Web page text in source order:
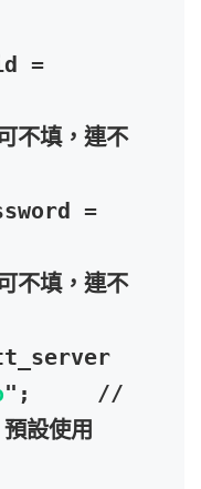
=
填，連不
=
填，連不
";     //
設使用